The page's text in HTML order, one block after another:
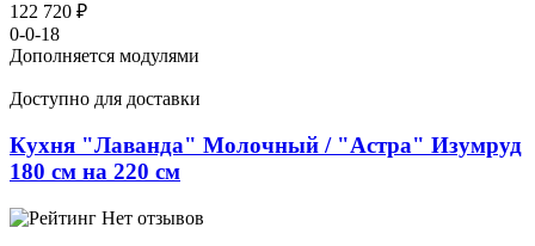
122 720 ₽
0-0-18
Дополняется модулями
Доступно для доставки
Кухня "Лаванда" Молочный / "Астра" Изумруд
180 см на 220 см
Нет отзывов